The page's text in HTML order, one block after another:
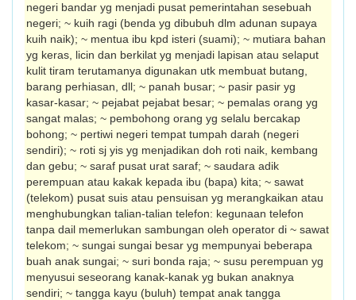
negeri bandar yg menjadi pusat pemerintahan sesebuah
negeri; ~ kuih ragi (benda yg dibubuh dlm adunan supaya
kuih naik); ~ mentua ibu kpd isteri (suami); ~ mutiara bahan
yg keras, licin dan berkilat yg menjadi lapisan atau selaput
kulit tiram terutamanya digunakan utk membuat butang,
barang perhiasan, dll; ~ panah busar; ~ pasir pasir yg
kasar-kasar; ~ pejabat pejabat besar; ~ pemalas orang yg
sangat malas; ~ pembohong orang yg selalu bercakap
bohong; ~ pertiwi negeri tempat tumpah darah (negeri
sendiri); ~ roti sj yis yg menjadikan doh roti naik, kembang
dan gebu; ~ saraf pusat urat saraf; ~ saudara adik
perempuan atau kakak kepada ibu (bapa) kita; ~ sawat
(telekom) pusat suis atau pensuisan yg merangkaikan atau
menghubungkan talian-talian telefon: kegunaan telefon
tanpa dail memerlukan sambungan oleh operator di ~ sawat
telekom; ~ sungai sungai besar yg mempunyai beberapa
buah anak sungai; ~ suri bonda raja; ~ susu perempuan yg
menyusui seseorang kanak-kanak yg bukan anaknya
sendiri; ~ tangga kayu (buluh) tempat anak tangga